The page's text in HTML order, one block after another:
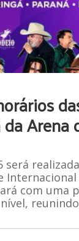
Arena
será
Internacional
com uma